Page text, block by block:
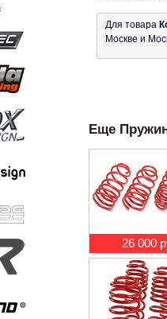
Для товара
Москве и
Еще
26 000